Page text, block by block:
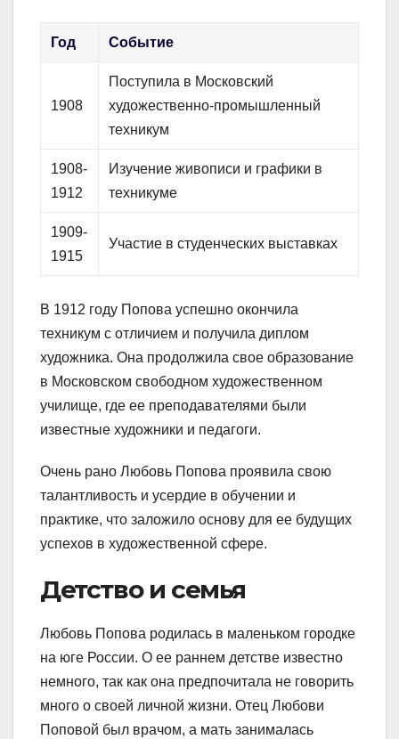
Год Событие
1908
Поступила в Московский
художественно-промышленный
техникум
1908-
1912
Изучение живописи и графики в
техникуме
1909-
1915
Участие в студенческих выставках
В 1912 году Попова успешно окончила
техникум с отличием и получила диплом
художника. Она продолжила свое образование
в Московском свободном художественном
училище, где ее преподавателями были
известные художники и педагоги.
Очень рано Любовь Попова проявила свою
талантливость и усердие в обучении и
практике, что заложило основу для ее будущих
успехов в художественной сфере.
Детство и семья
Любовь Попова родилась в маленьком городке
на юге России. О ее раннем детстве известно
немного, так как она предпочитала не говорить
много о своей личной жизни. Отец Любови
Поповой был врачом, а мать занималась